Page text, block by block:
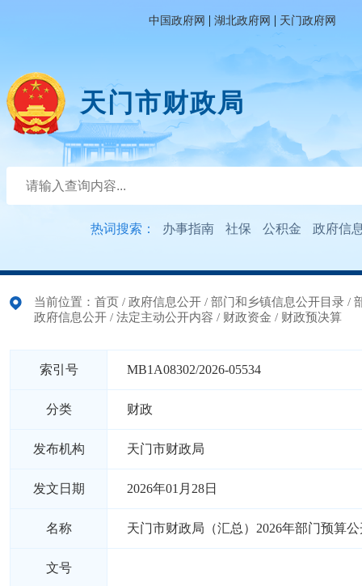
中国政府网 | 湖北政府网 | 天门政府网
天门市财政局
热词搜索： 办事指南 社保 公积金 政府信
当前位置： 首页 / 政府信息公开 / 部门和乡镇信息公开目录 /
政府信息公开 / 法定主动公开内容 / 财政资金 / 财政预决算
索引号 MB1A08302/2026-05534
分类 财政
发布机构 天门市财政局
发文日期 2026年01月28日
名称 天门市财政局（汇总）2026年部门预算
文号